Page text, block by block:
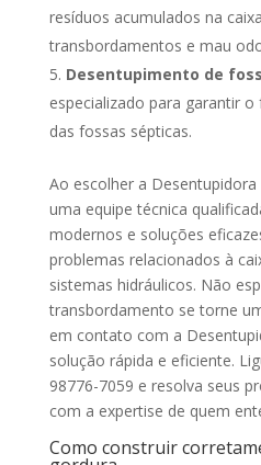
resíduos acumulados na
transbordamentos e mau
Desentupimento de
especializado para garantir
das fossas sépticas.
Ao escolher a
uma equipe técnica
modernos e soluções
problemas relacionados à
sistemas hidráulicos. Não
transbordamento se torne
em contato com a
solução rápida e eficiente.
98776-7059 e resolva seus
com a expertise de quem
Como construir